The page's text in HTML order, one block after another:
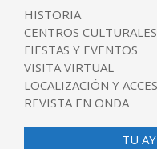
HISTORIA
CENTROS CULTURALES
FIESTAS Y EVENTOS
VISITA VIRTUAL
LOCALIZACIÓN Y
REVISTA EN ONDA
TU